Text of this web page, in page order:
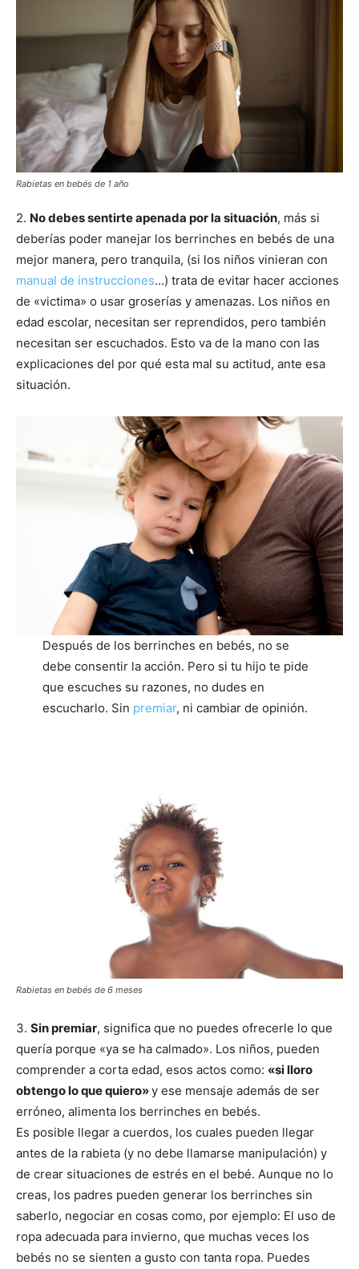
Rabietas en bebés de 1 año
2. No debes sentirte apenada por la situación, más si
deberías poder manejar los berrinches en bebés de una
mejor manera, pero tranquila, (si los niños vinieran con
manual de instrucciones…) trata de evitar hacer acciones
de «victima» o usar groserías y amenazas. Los niños en
edad escolar, necesitan ser reprendidos, pero también
necesitan ser escuchados. Esto va de la mano con las
explicaciones del por qué esta mal su actitud, ante esa
situación.
Después de los berrinches en bebés, no se
debe consentir la acción. Pero si tu hijo te pide
que escuches su razones, no dudes en
escucharlo. Sin premiar, ni cambiar de opinión.
Rabietas en bebés de 6 meses
3. Sin premiar, significa que no puedes ofrecerle lo que
quería porque «ya se ha calmado». Los niños, pueden
comprender a corta edad, esos actos como: «si lloro
obtengo lo que quiero»y ese mensaje además de ser
erróneo, alimenta los berrinches en bebés.
Es posible llegar a cuerdos, los cuales pueden llegar
antes de la rabieta (y no debe llamarse manipulación) y
de crear situaciones de estrés en el bebé. Aunque no lo
creas, los padres pueden generar los berrinches sin
saberlo, negociar en cosas como, por ejemplo: El uso de
ropa adecuada para invierno, que muchas veces los
bebés no se sienten a gusto con tanta ropa. Puedes